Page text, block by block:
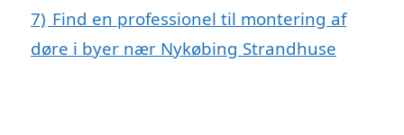
7) Find en professionel til montering af
døre i byer nær Nykøbing Strandhuse